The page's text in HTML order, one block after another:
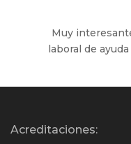
Muy
laboral de
Acreditaciones: